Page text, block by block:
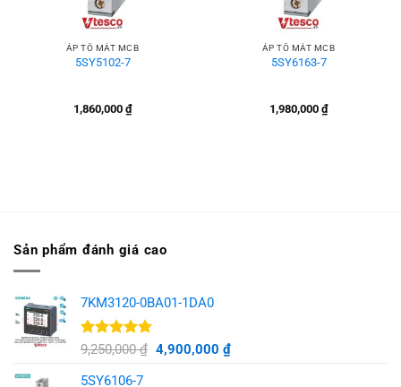
ÁP TÔ MÁT MCB
5SY5102-7
1,860,000 ₫
ÁP TÔ MÁT MCB
5SY6163-7
1,980,000 ₫
Sản phẩm đánh giá cao
7KM3120-0BA01-1DA0
Được xếp
5 sao
9,250,000₫ Giá
4,900,000 ₫Giá
5SY6106-7